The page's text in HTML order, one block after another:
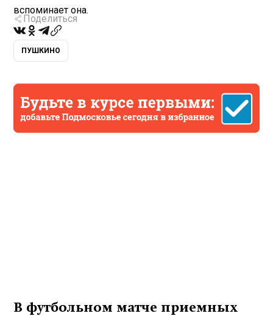
вспоминает она.
Поделиться
ПУШКИНО
В футбольном матче приемных